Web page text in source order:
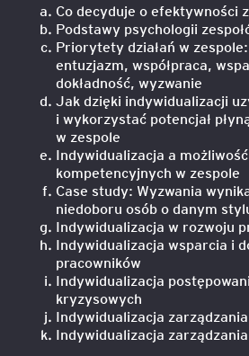
Co decyduje o efektywności
Podstawy psychologii
Priorytety działań w
entuzjazm, współpraca,
dokładność, wyzwanie
Jak dzięki indywidualizacji
i wykorzystać potencjał
w zespole
Indywidualizacja a
kompetencyjnych w zespole
Case study: Wyzwania
niedoboru osób o danym
Indywidualizacja w rozwoju
Indywidualizacja wsparcia i
pracowników
Indywidualizacja
kryzysowych
Indywidualizacja
Indywidualizacja